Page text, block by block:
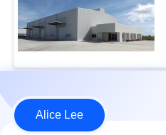
Beliebte
Alice Lee